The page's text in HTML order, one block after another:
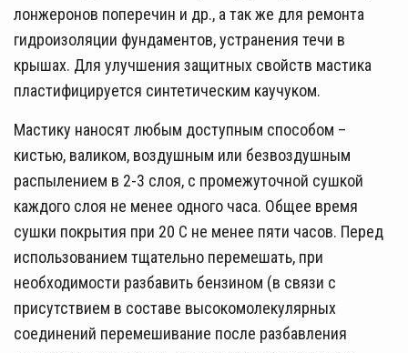
лонжеронов поперечин и др., а так же для ремонта
гидроизоляции фундаментов, устранения течи в
крышах. Для улучшения защитных свойств мастика
пластифицируется синтетическим каучуком.
Мастику наносят любым доступным способом –
кистью, валиком, воздушным или безвоздушным
распылением в 2-3 слоя, с промежуточной сушкой
каждого слоя не менее одного часа. Общее время
сушки покрытия при 20 С не менее пяти часов. Перед
использованием тщательно перемешать, при
необходимости разбавить бензином (в связи с
присутствием в составе высокомолекулярных
соединений перемешивание после разбавления